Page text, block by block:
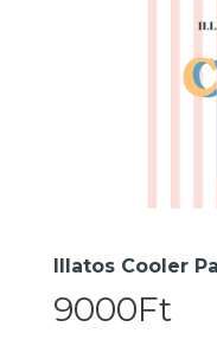
Illatos Cooler
9000Ft